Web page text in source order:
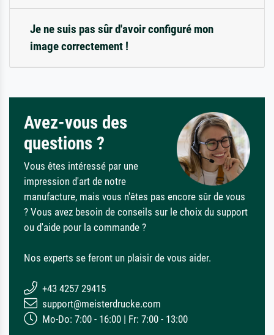
Je ne suis pas sûr d'avoir configuré mon
image correctement !
Avez-vous des
questions ?
Vous êtes intéressé par une
impression d'art de notre
manufacture, mais vous n'êtes pas encore sûr de vous
? Vous avez besoin de conseils sur le choix du support
ou d'aide pour la commande ?
Nos experts se feront un plaisir de vous aider.
+43 4257 29415
support@meisterdrucke.com
Mo-Do: 7:00 - 16:00 | Fr: 7:00 - 13:00